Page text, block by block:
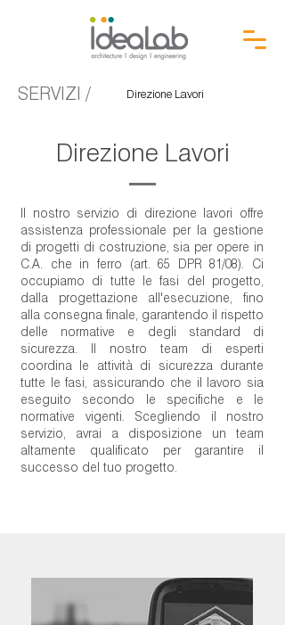
SERVIZI / Direzione Lavori
Direzione Lavori
Il nostro servizio di direzione lavori offre
assistenza professionale per la gestione
di progetti di costruzione, sia per opere in
C.A. che in ferro (art. 65 DPR 81/08). Ci
occupiamo di tutte le fasi del progetto,
dalla progettazione all'esecuzione, fino
alla consegna finale, garantendo il rispetto
delle normative e degli standard di
sicurezza. Il nostro team di esperti
coordina le attività di sicurezza durante
tutte le fasi, assicurando che il lavoro sia
eseguito secondo le specifiche e le
normative vigenti. Scegliendo il nostro
servizio, avrai a disposizione un team
altamente qualificato per garantire il
successo del tuo progetto.